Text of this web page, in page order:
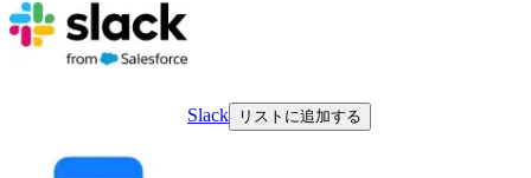
Slack リストに追加する